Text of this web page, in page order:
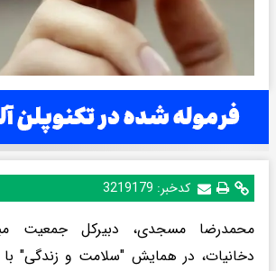
کدخبر: 3219179
محمدرضا مسجدی، دبیرکل جمعیت
دخانیات، در همایش "سلامت و زندگی" با